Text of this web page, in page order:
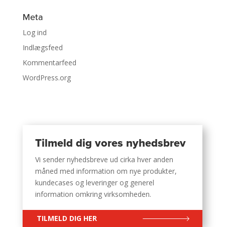
Meta
Log ind
Indlægsfeed
Kommentarfeed
WordPress.org
Tilmeld dig vores nyhedsbrev
Vi sender nyhedsbreve ud cirka hver anden
måned med information om nye produkter,
kundecases og leveringer og generel
information omkring virksomheden.
TILMELD DIG HER